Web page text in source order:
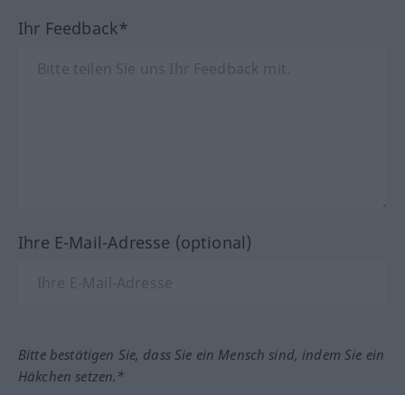
Ihr Feedback*
Ihre E-Mail-Adresse (optional)
Bitte bestätigen Sie, dass Sie ein Mensch sind, indem Sie ein
Häkchen setzen.*